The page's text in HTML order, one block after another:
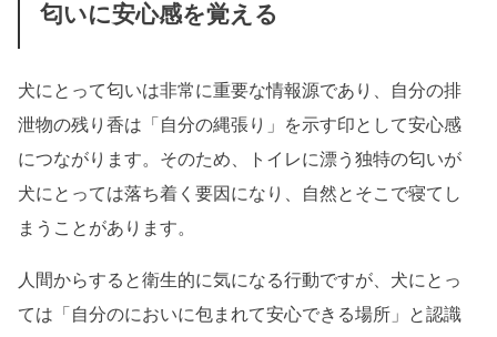
匂いに安心感を覚える
犬にとって匂いは非常に重要な情報源であり、自分の排
泄物の残り香は「自分の縄張り」を示す印として安心感
につながります。そのため、トイレに漂う独特の匂いが
犬にとっては落ち着く要因になり、自然とそこで寝てし
まうことがあります。
人間からすると衛生的に気になる行動ですが、犬にとっ
ては「自分のにおいに包まれて安心できる場所」と認識